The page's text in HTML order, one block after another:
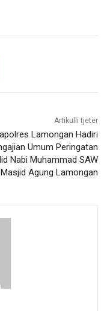
Artikulli tjetër
Lamongan Hadiri
Umum Peringatan
Nabi Muhammad SAW
Agung Lamongan